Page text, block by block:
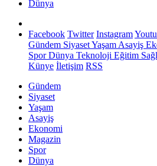
Dünya
Facebook Twitter Instagram
Gündem SiyasetYaşam Asayiş
SporDünya Teknoloji Eğitim
Künye İletişim RSS
Gündem
Siyaset
Yaşam
Asayiş
Ekonomi
Magazin
Spor
Dünya